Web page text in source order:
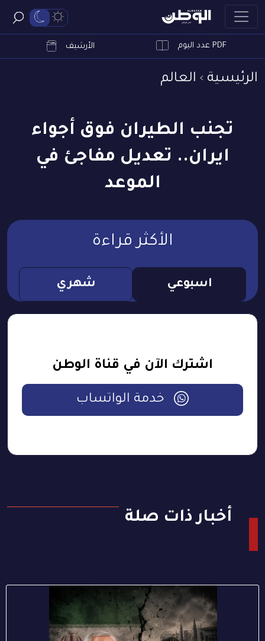
PDF عدد اليوم الأرشيف
الرئيسية العالم
تجنب الطيران فوق أجواء
ايران.. تعديل مفاجئ في
الموعد
الأكثر قراءة
اسبوعي شهري
اشترك الآن في قناة الوطن
خدمة الواتساب
أخبار ذات صلة